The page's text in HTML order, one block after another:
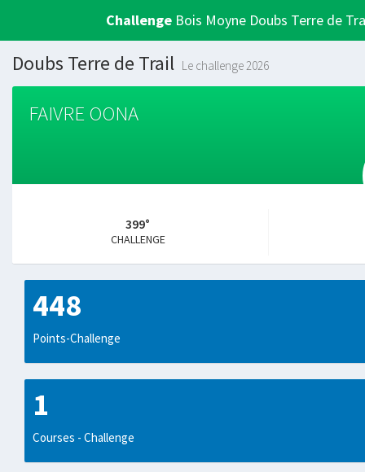
Challenge Bois Moyne Doubs Terre de
Doubs Terre de Trail Le challenge 2026
FAIVRE OONA
399°
CHALLENGE
448
Points-Challenge
1
Courses - Challenge